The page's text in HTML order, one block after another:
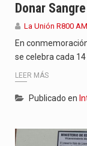
Donar
La Unión R800 AM
En
se celebra cada 14
LEER MÁS
Publicado en